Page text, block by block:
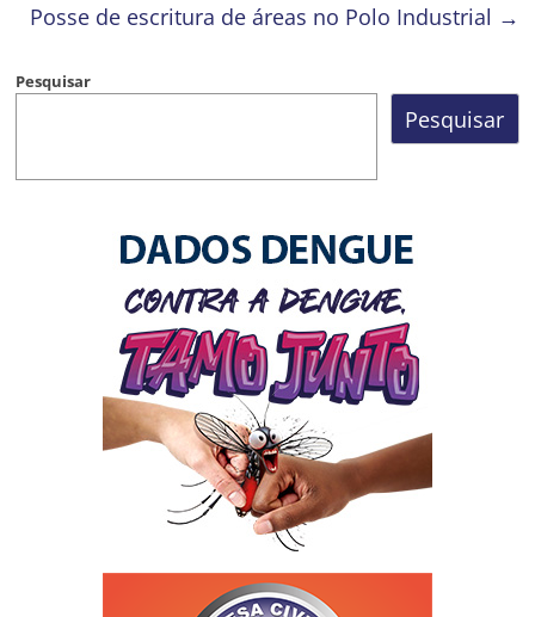
Posse de escritura de áreas no Polo Industrial →
Pesquisar
Pesquisar